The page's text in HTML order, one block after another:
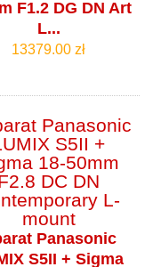
F1.2 DG DN Art
L...
13379.00 zł
Panasonic
S5II + Sigma